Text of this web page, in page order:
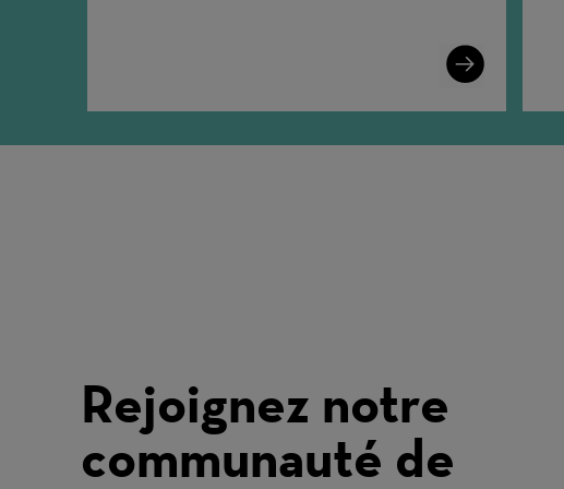
Learn
More
Rejoignez notre
communauté de